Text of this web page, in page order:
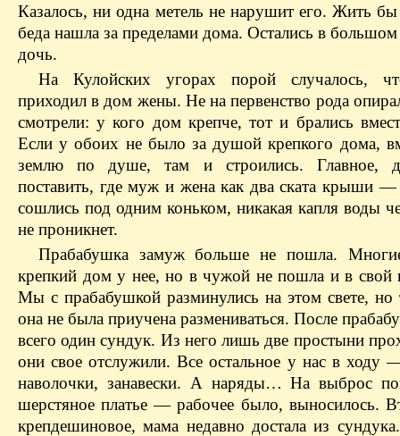
Казалось, ни одна метель не нарушит его. Жить
беда нашла за пределами дома. Остались в
дочь.
На Кулойских угорах порой случалось,
приходил в дом жены. Не на первенство рода
смотрели: у кого дом крепче, тот и брались
Если у обоих не было за душой крепкого дома,
землю по душе, там и строились. Главное,
поставить, где муж и жена как два ската крыши —
сошлись под одним коньком, никакая капля воды
не проникнет.
Прабабушка замуж больше не пошла. Многие
крепкий дом у нее, но в чужой не пошла и в свой
Мы с прабабушкой разминулись на этом свете, но
она не была приучена размениваться. После
всего один сундук. Из него лишь две простыни
они свое отслужили. Все остальное у нас в ходу
наволочки, занавески. А наряды… На выброс
шерстяное платье — рабочее было, выносилось.
крепдешиновое, мама недавно достала из